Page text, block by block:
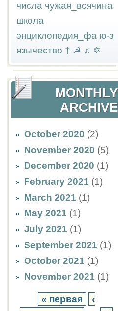
числа чужая_всячина
школа
энциклопедия_фа ю-з
язычество † ☭ ♫ ✡
MONTHLY
ARCHIVE
October 2020 (2)
November 2020 (5)
December 2020 (1)
February 2021 (1)
March 2021 (1)
May 2021 (1)
July 2021 (1)
September 2021 (1)
October 2021 (1)
November 2021 (1)
« первая
‹